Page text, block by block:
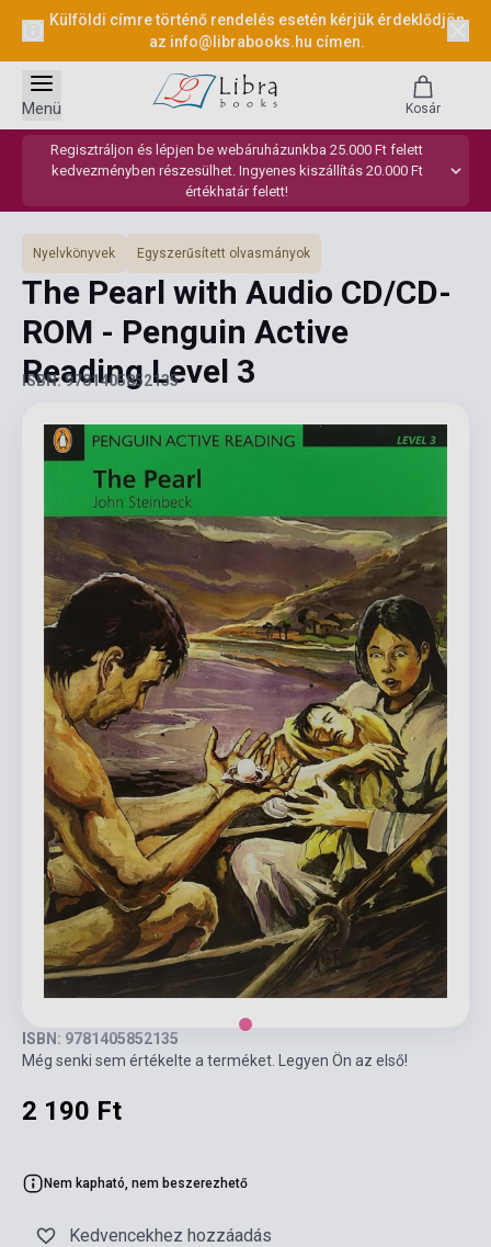
Külföldi címre történő rendelés esetén kérjük érdeklődjön
az info@librabooks.hu címen.
Regisztráljon és lépjen be webáruházunkba 25.000 Ft felett
kedvezményben részesülhet. Ingyenes kiszállítás 20.000 Ft
értékhatár felett!
Menü Kosár
Nyelvkönyvek Egyszerűsített olvasmányok
The Pearl with Audio CD/CD-
ROM - Penguin Active
Reading Level 3
ISBN: 9781405852135
ISBN: 9781405852135
Még senki sem értékelte a terméket. Legyen Ön az első!
2 190 Ft
Nem kapható, nem beszerezhető
Kedvencekhez hozzáadás